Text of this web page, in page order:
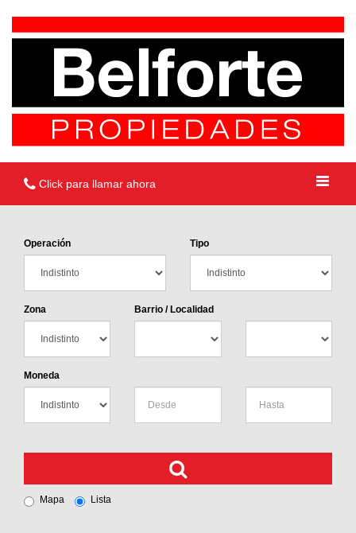
Click para llamar ahora
Operación Tipo
Zona Barrio / Localidad
Moneda
Mapa Lista